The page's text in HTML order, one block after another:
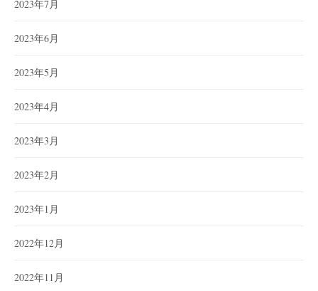
2023年7月
2023年6月
2023年5月
2023年4月
2023年3月
2023年2月
2023年1月
2022年12月
2022年11月